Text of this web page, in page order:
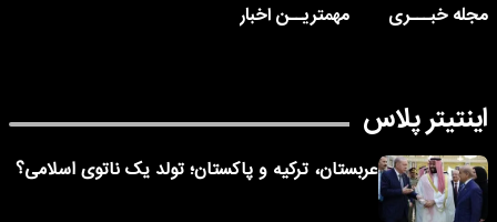
مجله خبـــری
مهمتریــن اخبار
اینتیتر پلاس
عربستان، ترکیه و پاکستان؛ تولد یک ناتوی اسلامی؟